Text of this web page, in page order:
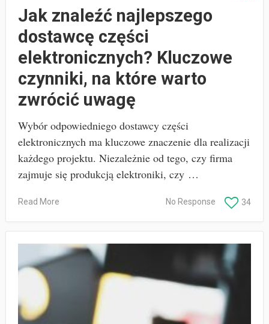
Jak znaleźć najlepszego
dostawcę części
elektronicznych? Kluczowe
czynniki, na które warto
zwrócić uwagę
Wybór odpowiedniego dostawcy części
elektronicznych ma kluczowe znaczenie dla realizacji
każdego projektu. Niezależnie od tego, czy firma
zajmuje się produkcją elektroniki, czy …
Read More 34
No Response